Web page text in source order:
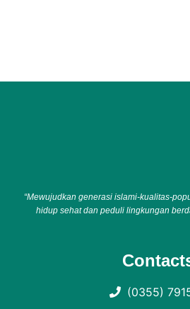
“Mewujudkan generasi islami-kualitas-
hidup sehat dan peduli lingkungan
(0355)